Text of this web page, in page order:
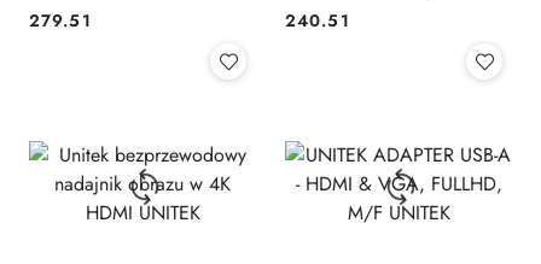
Cena:
279.51
UNITEK
Cena:
240.51